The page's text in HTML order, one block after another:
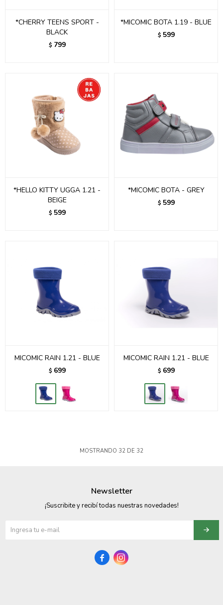
*CHERRY TEENS SPORT -
BLACK
$ 799
*MICOMIC BOTA 1.19 - BLUE
$ 599
*HELLO KITTY UGGA 1.21 -
BEIGE
$ 599
*MICOMIC BOTA - GREY
$ 599
MICOMIC RAIN 1.21 - BLUE
$ 699
MICOMIC RAIN 1.21 - BLUE
$ 699
MOSTRANDO 32 DE 32
Newsletter
¡Suscribite y recibí todas nuestras novedades!
 